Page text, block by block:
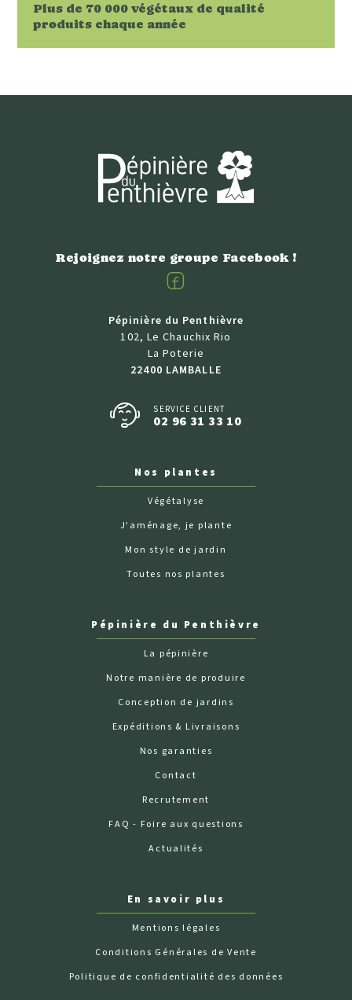
Plus de 70 000 végétaux de qualité
produits chaque année
Rejoignez notre groupe Facebook !
Facebook
Pépinière du Penthièvre
102, Le Chauchix Rio
La Poterie
22400 LAMBALLE
SERVICE CLIENT
02 96 31 33 10
Nos plantes
Végétalyse
J'aménage, je plante
Mon style de jardin
Toutes nos plantes
Pépinière du Penthièvre
La pépinière
Notre manière de produire
Conception de jardins
Expéditions & Livraisons
Nos garanties
Contact
Recrutement
FAQ - Foire aux questions
Actualités
En savoir plus
Mentions légales
Conditions Générales de Vente
Politique de confidentialité des données